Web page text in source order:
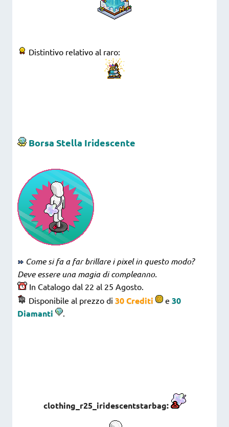
Distintivo relativo al raro:
Borsa Stella Iridescente
Come si fa a far brillare i pixel in questo modo?
Deve essere una magia di compleanno.
In Catalogo dal 22 al 25 Agosto.
Disponibile al prezzo di 30 Crediti e 30
Diamanti
clothing_r25_iridescentstarbag: